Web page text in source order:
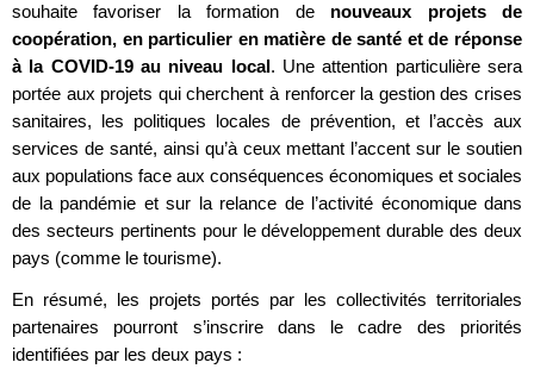
souhaite favoriser la formation de nouveaux projets de
coopération, en particulier en matière de santé et de réponse
à la COVID-19 au niveau local. Une attention particulière sera
portée aux projets qui cherchent à renforcer la gestion des crises
sanitaires, les politiques locales de prévention, et l’accès aux
services de santé, ainsi qu’à ceux mettant l’accent sur le soutien
aux populations face aux conséquences économiques et sociales
de la pandémie et sur la relance de l’activité économique dans
des secteurs pertinents pour le développement durable des deux
pays (comme le tourisme).
En résumé, les projets portés par les collectivités territoriales
partenaires pourront s’inscrire dans le cadre des priorités
identifiées par les deux pays :